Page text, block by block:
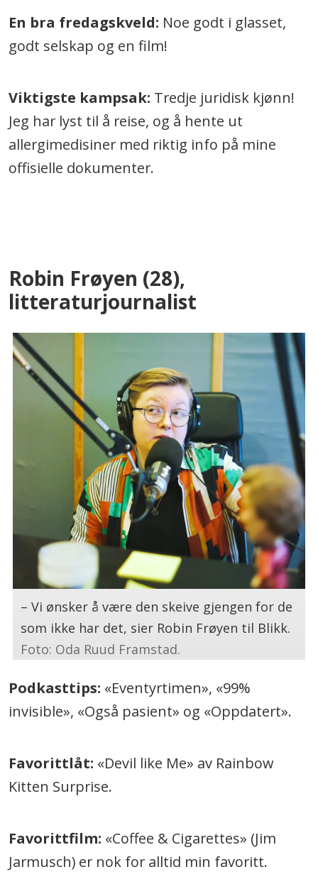
En bra fredagskveld: Noe godt i glasset,
godt selskap og en film!
Viktigste kampsak: Tredje juridisk kjønn!
Jeg har lyst til å reise, og å hente ut
allergimedisiner med riktig info på mine
offisielle dokumenter.
Robin Frøyen (28),
litteraturjournalist
– Vi ønsker å være den skeive gjengen for de
som ikke har det, sier Robin Frøyen til Blikk.
Foto: Oda Ruud Framstad.
Podkasttips: «Eventyrtimen», «99%
invisible», «Også pasient» og «Oppdatert».
Favorittlåt: «Devil like Me» av Rainbow
Kitten Surprise.
Favorittfilm: «Coffee & Cigarettes» (Jim
Jarmusch) er nok for alltid min favoritt.